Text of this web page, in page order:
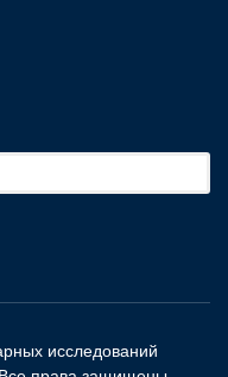
исследований